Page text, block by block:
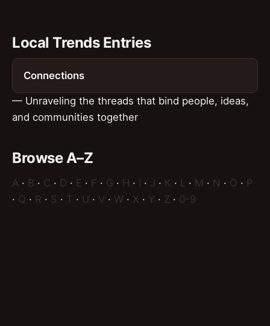
Local Trends Entries
Connections
— Unraveling the threads that bind people, ideas,
and communities together
Browse A–Z
A · B · C · D · E · F · G · H · I · J · K · L · M · N · O · P
· Q · R · S · T · U · V · W · X · Y · Z · 0-9